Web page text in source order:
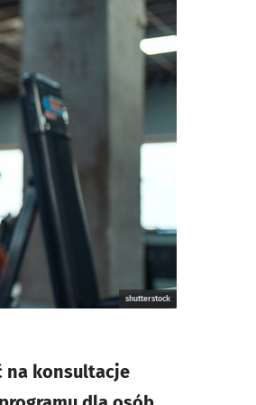
shutterstock
na konsultacje